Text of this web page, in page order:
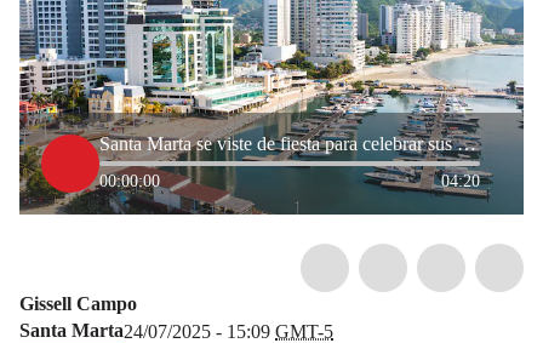
Santa Marta se viste de fiesta para celebrar sus 500 años
00:00:00 04:20
Gissell Campo
Santa Marta24/07/2025 - 15:09 GMT-5